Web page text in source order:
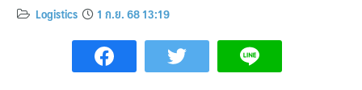
Logistics 1 ก.ย. 68 13:19